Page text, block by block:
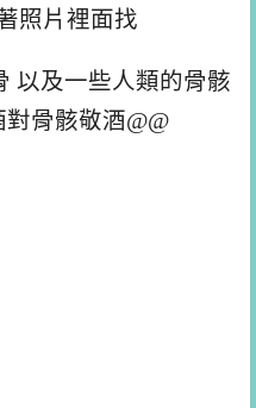
照片裡面找
以及一些人類的骨骸
骨骸敬酒@@